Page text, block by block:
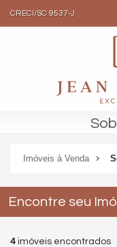
CRECI/SC 9537-J
Imóveis à Venda
Encontre seu
4 imóveis encontrados